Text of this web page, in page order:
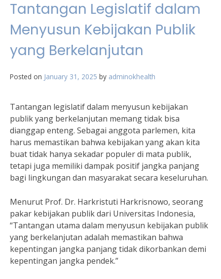
Tantangan Legislatif dalam
Menyusun Kebijakan Publik
yang Berkelanjutan
Posted on January 31, 2025 by adminokhealth
Tantangan legislatif dalam menyusun kebijakan
publik yang berkelanjutan memang tidak bisa
dianggap enteng. Sebagai anggota parlemen, kita
harus memastikan bahwa kebijakan yang akan kita
buat tidak hanya sekadar populer di mata publik,
tetapi juga memiliki dampak positif jangka panjang
bagi lingkungan dan masyarakat secara keseluruhan.
Menurut Prof. Dr. Harkristuti Harkrisnowo, seorang
pakar kebijakan publik dari Universitas Indonesia,
“Tantangan utama dalam menyusun kebijakan publik
yang berkelanjutan adalah memastikan bahwa
kepentingan jangka panjang tidak dikorbankan demi
kepentingan jangka pendek.”